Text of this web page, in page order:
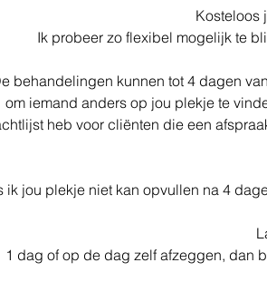
Kosteloos
​Ik probeer zo flexibel mogelijk te
behandelingen kunnen tot 4 dagen
om iemand anders op jou plekje te
heb voor cliënten die een
ik jou plekje niet kan opvullen na 4
1 dag of op de dag zelf afzeggen, dan